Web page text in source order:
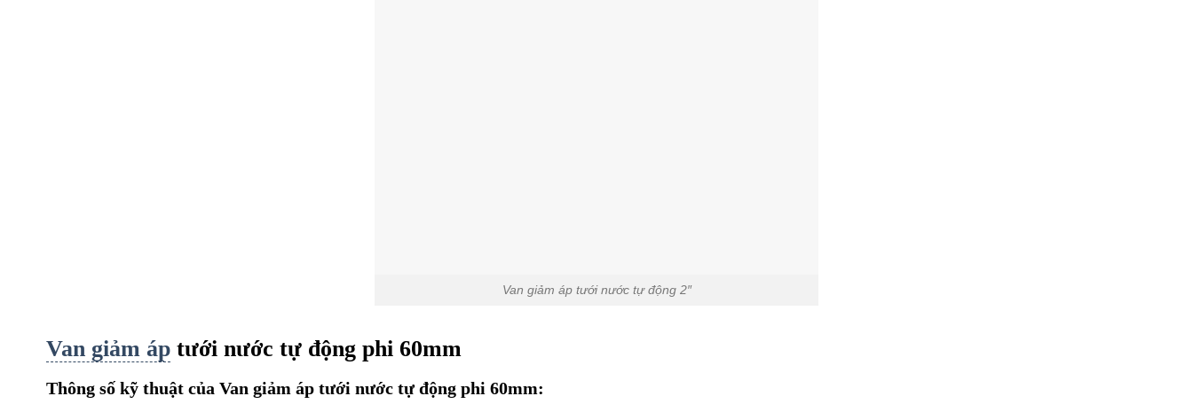
Van giảm áp tưới nước tự động 2″
Van giảm áp tưới nước tự động phi 60mm
Thông số kỹ thuật của Van giảm áp tưới nước tự động phi 60mm: